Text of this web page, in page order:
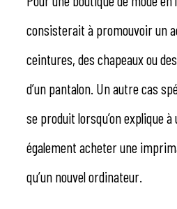
consisterait à promouvoir un
ceintures, des chapeaux ou
d’un pantalon. Un autre cas
se produit lorsqu’on explique à
également acheter une
qu’un nouvel ordinateur.